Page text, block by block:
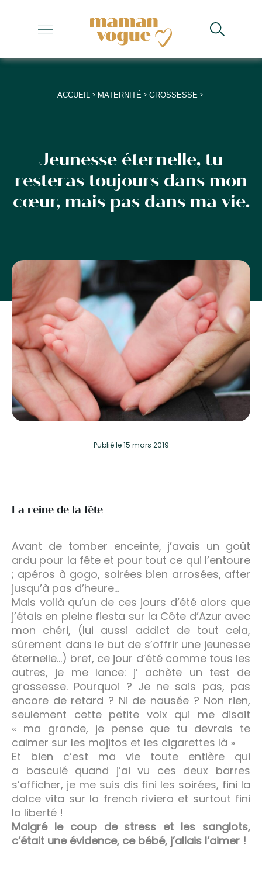
+
+
+
+
ACCUEIL> MATERNITÉ> GROSSESSE>
Jeunesse éternelle, tu
resteras toujours dans mon
cœur, mais pas dans ma vie.
Publiéle 15 mars 2019
La reine de la fête
Avant de tomber enceinte, j’avais un goût
ardu pour la fête et pour tout ce qui l’entoure
; apéros à gogo, soirées bien arrosées, after
jusqu’à pas d’heure…
Mais voilà qu’un de ces jours d’été alors que
j’étais en pleine fiesta sur la Côte d’Azur avec
mon chéri, (lui aussi addict de tout cela,
sûrement dans le but de s’offrir une jeunesse
éternelle…) bref, ce jour d’été comme tous les
autres, je me lance: j’ achète un test de
grossesse. Pourquoi ? Je ne sais pas, pas
encore de retard ? Ni de nausée ? Non rien,
seulement cette petite voix qui me disait
« ma grande, je pense que tu devrais te
calmer sur les mojitos et les cigarettes là »
Et bien c’est ma vie toute entière qui
a basculé quand j’ai vu ces deux barres
s’afficher, je me suis dis fini les soirées, fini la
dolce vita sur la french riviera et surtout fini
la liberté !
Malgré le coup de stress et les sanglots,
c’était une évidence, ce bébé, j’allais l’aimer !